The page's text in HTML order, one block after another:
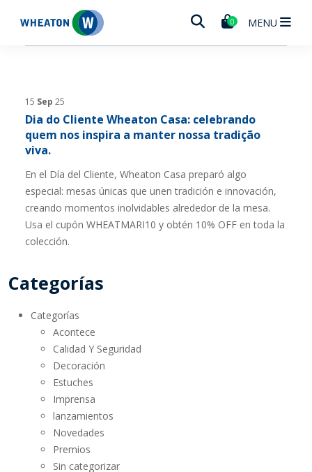
Wheaton 0 MENU
15 Sep 25
Dia do Cliente Wheaton Casa: celebrando
quem nos inspira a manter nossa tradição
viva.
En el Día del Cliente, Wheaton Casa preparó algo
especial: mesas únicas que unen tradición e innovación,
creando momentos inolvidables alrededor de la mesa.
Usa el cupón WHEATMARI10 y obtén 10% OFF en toda la
colección.
Categorías
Categorías
Acontece
Calidad Y Seguridad
Decoración
Estuches
Imprensa
lanzamientos
Novedades
Premios
Sin categorizar